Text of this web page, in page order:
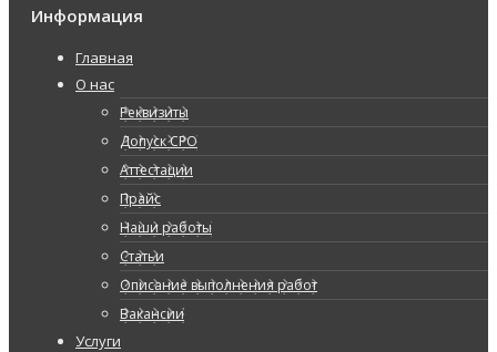
Информация
Главная
О нас
Реквизиты
Допуск СРО
Аттестации
Прайс
Наши работы
Статьи
Описание выполнения работ
Вакансии
Услуги